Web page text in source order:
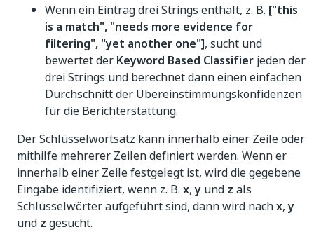
Wenn ein Eintrag drei Strings enthält, z. B. ["this
is a match", "needs more evidence for
filtering", "yet another one"], sucht und
bewertet der Keyword Based Classifier jeden der
drei Strings und berechnet dann einen einfachen
Durchschnitt der Übereinstimmungskonfidenzen
für die Berichterstattung.
Der Schlüsselwortsatz kann innerhalb einer Zeile oder
mithilfe mehrerer Zeilen definiert werden. Wenn er
innerhalb einer Zeile festgelegt ist, wird die gegebene
Eingabe identifiziert, wenn z. B. x,y und z als
Schlüsselwörter aufgeführt sind, dann wird nachx,y
und z gesucht.